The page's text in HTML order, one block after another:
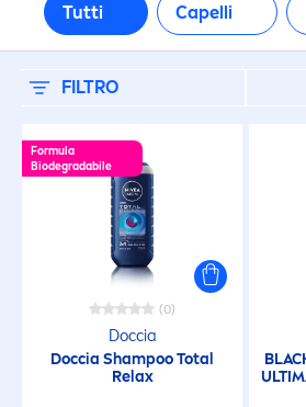
Tutti Capelli
FILTRO
Tutti i tipi di pelle
NECESSITÀ
Anti-età
Benessere
Pelle spenta
Prurito
Formula
Biodegradabile
(0)
Doccia
Doccia Shampoo Total
Relax